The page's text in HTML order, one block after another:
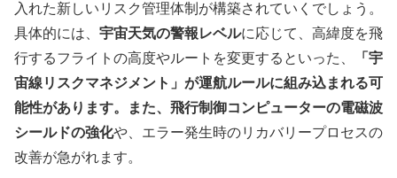
入れた新しいリスク管理体制が構築されていくでしょう。
具体的には、 宇宙天気の警報レベルに応じて、高緯度を飛
行するフライトの高度やルートを変更するといった、
「宇
宙線リスクマネジメント」が運航ルールに組み込まれる可
能性があります。また、飛行制御コンピューターの電磁波
シールドの強化や、エラー発生時のリカバリープロセスの
改善が急がれます。